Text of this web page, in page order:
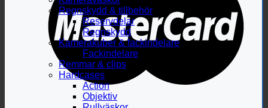
Regnskydd & tillbehör
Reservdelar
Regnskydd
Kamerakuber & fackindelare
Fackindelare
Remmar & clips
Hardcases
Action
Objektiv